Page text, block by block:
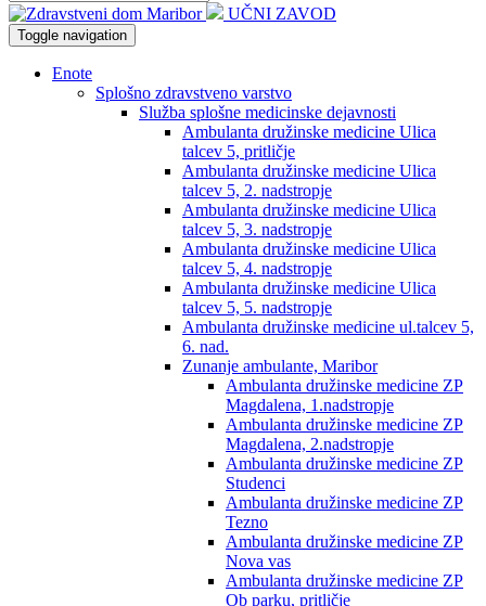
UČNI ZAVOD
Toggle navigation
Enote
Splošno zdravstveno varstvo
Služba splošne medicinske dejavnosti
Ambulanta družinske medicine Ulica
talcev 5, pritličje
Ambulanta družinske medicine Ulica
talcev 5, 2. nadstropje
Ambulanta družinske medicine Ulica
talcev 5, 3. nadstropje
Ambulanta družinske medicine Ulica
talcev 5, 4. nadstropje
Ambulanta družinske medicine Ulica
talcev 5, 5. nadstropje
Ambulanta družinske medicine ul.talcev 5,
6. nad.
Zunanje ambulante, Maribor
Ambulanta družinske medicine ZP
Magdalena, 1.nadstropje
Ambulanta družinske medicine ZP
Magdalena, 2.nadstropje
Ambulanta družinske medicine ZP
Studenci
Ambulanta družinske medicine ZP
Tezno
Ambulanta družinske medicine ZP
Nova vas
Ambulanta družinske medicine ZP
Ob parku, pritličje